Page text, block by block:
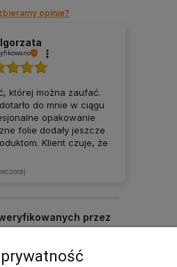
opinie?
której można zaufać.
do mnie w ciągu
opakowanie
folie dodały jeszcze
Klient czuje, że
jak z domowej kuchni.
wczoraj
przez